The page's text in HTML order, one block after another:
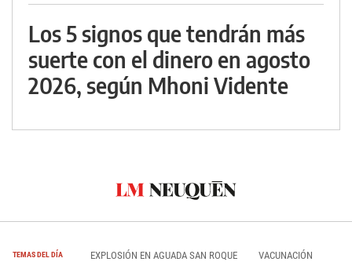
Los 5 signos que tendrán más
suerte con el dinero en agosto
2026, según Mhoni Vidente
TEMAS DEL DÍA EXPLOSIÓN EN AGUADA SAN ROQUE VACUNACIÓN